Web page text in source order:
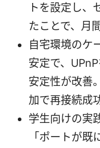
トを設定し、
たことで、月
自宅環境のケ
安定で、
安定性が改善
加で再接続成
学生向けの実
「ポートが